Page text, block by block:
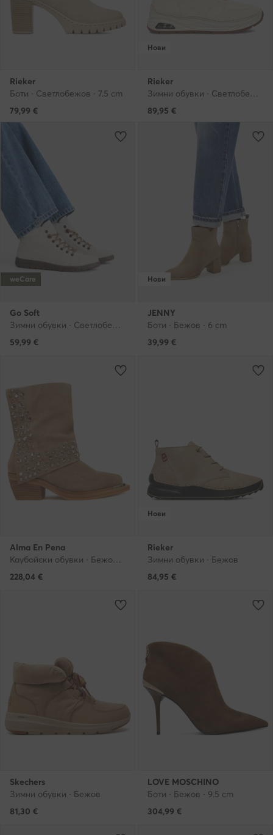
Rieker
Боти · Светлобежов · 7.5 cm
79,99 €
Нови
Rieker
Зимни обувки · Светлобежов
89,95 €
weCare
Go Soft
Зимни обувки · Светлобежов
59,99 €
Нови
JENNY
Боти · Бежов · 6 cm
39,99 €
Alma En Pena
Каубойски обувки · Бежов · 6 cm
228,04 €
Нови
Rieker
Зимни обувки · Бежов
84,95 €
Skechers
Зимни обувки · Бежов
81,30 €
LOVE MOSCHINO
Боти · Бежов · 9.5 cm
304,99 €